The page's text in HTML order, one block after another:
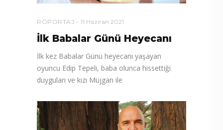
RÖPORTAJ 11 Haziran 2021
İlk Babalar Günü Heyecanı
İlk kez Babalar Günü heyecanı yaşayan
oyuncu Edip Tepeli, baba olunca hissettiği
duyguları ve kızı Müjgan ile